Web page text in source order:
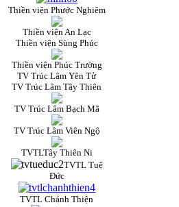
Thiền viện Phước Nghiêm
Thiền viện An Lạc
Thiền viện Sùng Phúc
Thiền viện Phúc Trường
TV Trúc Lâm Yên Tử
TV Trúc Lâm Tây Thiên
TV Trúc Lâm Bạch Mã
TV Trúc Lâm Viên Ngộ
TVTLTây Thiên Ni
TVTL Tuệ
Đức
TVTL Chánh Thiện